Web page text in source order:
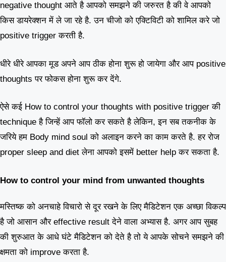
negative thought आते है आपको समझने की जरुरत है की वे आपको
किस डायरेक्शन में ले जा रहे है. उन चीजो को एक्टिविटी को शामिल करे जो
positive trigger करती है.
धीरे धीरे आपका मूड अपने आप ठीक होना शुरू हो जायेगा और आप positive
thoughts पर फोकस होना शुरू कर देंगे.
ऐसे कई How to control your thoughts with positive trigger की
technique है जिन्हें आप फॉलो कर सकते है लेकिन, इन सब तकनीक के
जरिये हम Body mind soul को अलाइन करने का काम करते है. हर रोज
proper sleep and diet लेना आपको इसमें better help कर सकता है.
How to control your mind from unwanted thoughts
मस्तिष्क को अनचाहे विचारो से दूर रखने के लिए मैडिटेशन एक अच्छा विकल्प
है जो आसान और effective result देने वाला अभ्यास है. अगर आप सुबह
की शुरुआत के आधे घंटे मैडिटेशन को देते है तो ये आपके सोचने समझने की
क्षमता को improve करता है.